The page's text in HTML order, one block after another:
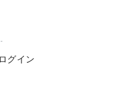
ログイン